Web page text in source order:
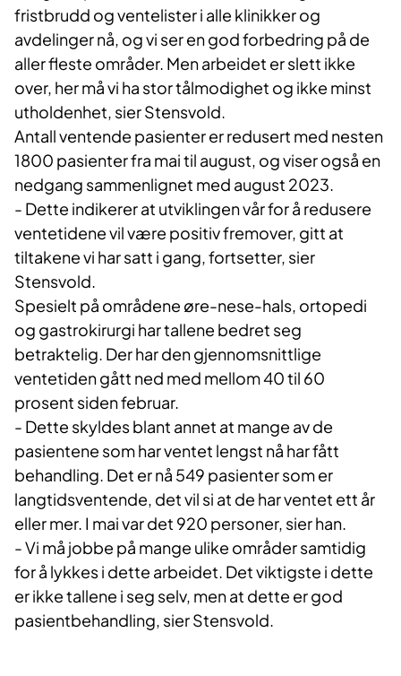
fristbrudd og ventelister i alle klinikker og
avdelinger nå, og vi ser en god forbedring på de
aller fleste områder. Men arbeidet er slett ikke
over, her må vi ha stor tålmodighet og ikke minst
utholdenhet, sier Stensvold.
Antall ventende pasienter er redusert med nesten
1800 pasienter fra mai til august, og viser også en
nedgang sammenlignet med august 2023.
- Dette indikerer at utviklingen vår for å redusere
ventetidene vil være positiv fremover, gitt at
tiltakene vi har satt i gang, fortsetter, sier
Stensvold.
Spesielt på områdene øre-nese-hals, ortopedi
og gastrokirurgi har tallene bedret seg
betraktelig. Der har den gjennomsnittlige
ventetiden gått ned med mellom 40 til 60
prosent siden februar.
- Dette skyldes blant annet at mange av de
pasientene som har ventet lengst nå har fått
behandling. Det er nå 549 pasienter som er
langtidsventende, det vil si at de har ventet ett år
eller mer. I mai var det 920 personer, sier han.
- Vi må jobbe på mange ulike områder samtidig
for å lykkes i dette arbeidet. Det viktigste i dette
er ikke tallene i seg selv, men at dette er god
pasientbehandling, sier Stensvold.